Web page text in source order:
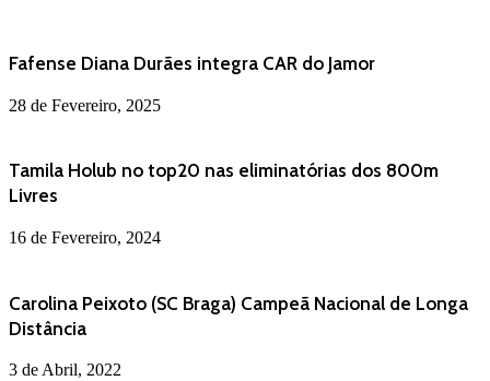
Fafense Diana Durães integra CAR do Jamor
28 de Fevereiro, 2025
Tamila Holub no top20 nas eliminatórias dos 800m
Livres
16 de Fevereiro, 2024
Carolina Peixoto (SC Braga) Campeã Nacional de Longa
Distância
3 de Abril, 2022